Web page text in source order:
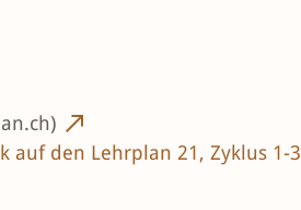
auf den Lehrplan 21, Zyklus 1-3